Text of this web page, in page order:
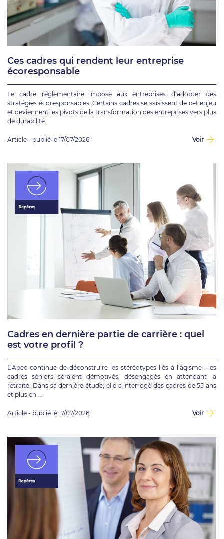
Ces cadres qui rendent leur entreprise
écoresponsable
Le cadre réglementaire impose aux entreprises d’adopter des
stratégies écoresponsables. Certains cadres se saisissent de cet enjeu
et deviennent les pivots de la transformation des entreprises vers plus
de durabilité.
Article - publié le 17/07/2026 Voir
Cadres en dernière partie de carrière : quel
est votre profil ?
L’Apec continue de déconstruire les stéréotypes liés à l’âgisme : les
cadres séniors seraient démotivés, désengagés en attendant la
retraite. Dans sa dernière étude, elle a interrogé des cadres de 55 ans
et plus en ...
Article - publié le 17/07/2026 Voir